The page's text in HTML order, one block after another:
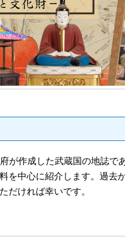
が作成した武蔵国の地誌で
を中心に紹介します。過
だければ幸いです。